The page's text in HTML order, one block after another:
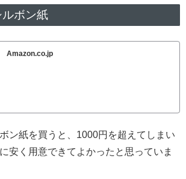
ボン紙
Amazon.co.jp
ン紙を買うと、1000円を超えてしまい
安く用意できてよかったと思っていま